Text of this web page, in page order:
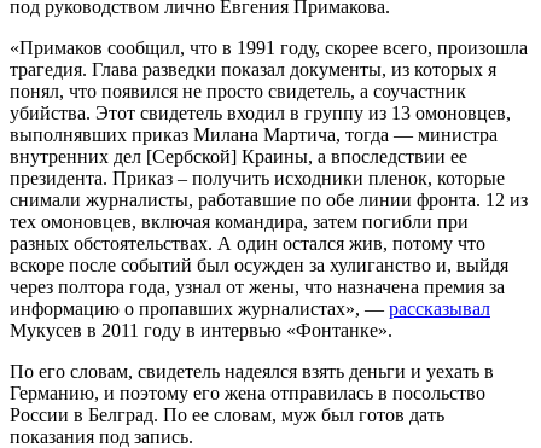
под руководством лично Евгения Примакова.
«Примаков сообщил, что в 1991 году, скорее всего, произошла
трагедия. Глава разведки показал документы, из которых я
понял, что появился не просто свидетель, а соучастник
убийства. Этот свидетель входил в группу из 13 омоновцев,
выполнявших приказ Милана Мартича, тогда — министра
внутренних дел [Cербской] Краины, а впоследствии ее
президента. Приказ – получить исходники пленок, которые
снимали журналисты, работавшие по обе линии фронта. 12 из
тех омоновцев, включая командира, затем погибли при
разных обстоятельствах. А один остался жив, потому что
вскоре после событий был осужден за хулиганство и, выйдя
через полтора года, узнал от жены, что назначена премия за
информацию о пропавших журналистах», — рассказывал
Мукусев в 2011 году в интервью «Фонтанке».
По его словам, свидетель надеялся взять деньги и уехать в
Германию, и поэтому его жена отправилась в посольство
России в Белград. По ее словам, муж был готов дать
показания под запись.